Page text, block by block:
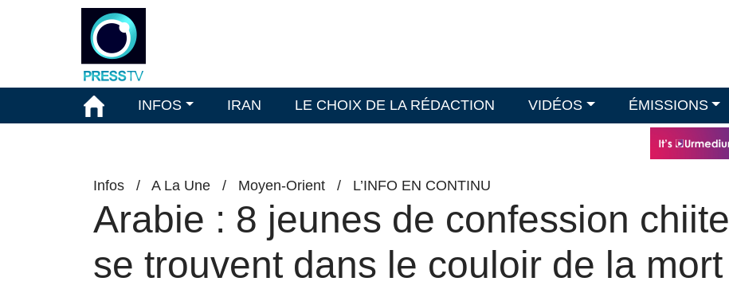
INFOS IRAN LE CHOIX DE LA RÉDACTION VIDÉOS ÉMISSIONS
Infos / A La Une / Moyen-Orient / L’INFO EN CONTINU
Arabie : 8 jeunes de confession chiite
se trouvent dans le couloir de la mort